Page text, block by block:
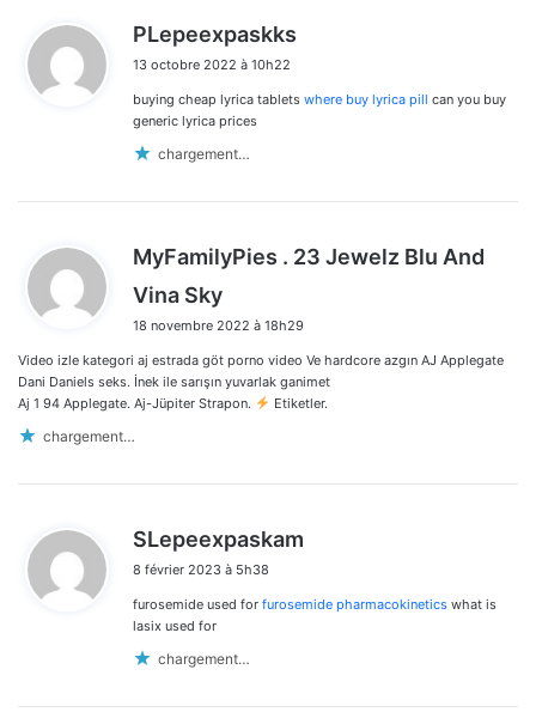
PLepeexpaskks
13 octobre 2022 à 10h22
buying cheap lyrica tablets where buy lyrica pill can you buy
generic lyrica prices
chargement…
MyFamilyPies . 23 Jewelz Blu And
Vina Sky
t
:
18 novembre 2022 à 18h29
Video izle kategori aj estrada göt porno video Ve hardcore azgın AJ Applegate
Dani Daniels seks. İnek ile sarışın yuvarlak ganimet
Aj 1 94 Applegate. Aj-Jüpiter Strapon.
Etiketler.
chargement…
SLepeexpaskam
8 février 2023 à 5h38
furosemide used for furosemide pharmacokinetics what is
lasix used for
chargement…